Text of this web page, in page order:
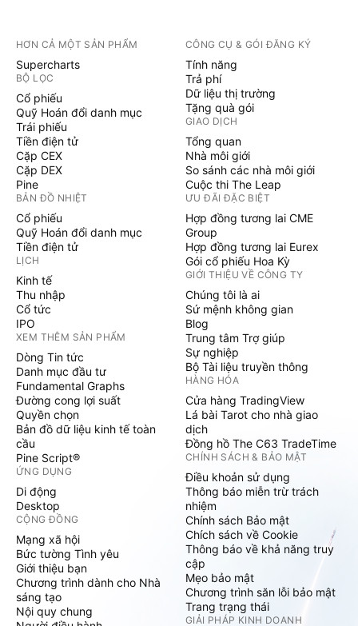
HƠN CẢ MỘT SẢN PHẨM
Supercharts
BỘ LỌC
Cổ phiếu
Quỹ Hoán đổi danh mục
Trái phiếu
Tiền điện tử
Cặp CEX
Cặp DEX
Pine
BẢN ĐỒ NHIỆT
Cổ phiếu
Quỹ Hoán đổi danh mục
Tiền điện tử
LỊCH
Kinh tế
Thu nhập
Cổ tức
IPO
XEM THÊM SẢN PHẨM
Dòng Tin tức
Danh mục đầu tư
Fundamental Graphs
Đường cong lợi suất
Quyền chọn
Bản đồ dữ liệu kinh tế toàn
cầu
Pine Script®
ỨNG DỤNG
Di động
Desktop
CỘNG ĐỒNG
Mạng xã hội
Bức tường Tình yêu
Giới thiệu bạn
Chương trình dành cho Nhà
sáng tạo
Nội quy chung
CÔNG CỤ & GÓI ĐĂNG KÝ
Tính năng
Trả phí
Dữ liệu thị trường
Tặng quà gói
GIAO DỊCH
Tổng quan
Nhà môi giới
So sánh các nhà môi giới
Cuộc thi The Leap
ƯU ĐÃI ĐẶC BIỆT
Hợp đồng tương lai CME
Group
Hợp đồng tương lai Eurex
Gói cổ phiếu Hoa Kỳ
GIỚI THIỆU VỀ CÔNG TY
Chúng tôi là ai
Sứ mệnh không gian
Blog
Trung tâm Trợ giúp
Sự nghiệp
Bộ Tài liệu truyền thông
HÀNG HÓA
Cửa hàng TradingView
Lá bài Tarot cho nhà giao
dịch
Đồng hồ The C63 TradeTime
CHÍNH SÁCH & BẢO MẬT
Điều khoản sử dụng
Thông báo miễn trừ trách
nhiệm
Chính sách Bảo mật
Chích sách về Cookie
Thông báo về khả năng truy
cập
Mẹo bảo mật
Chương trình săn lỗi bảo mật
Trang trạng thái
GIẢI PHÁP KINH DOANH